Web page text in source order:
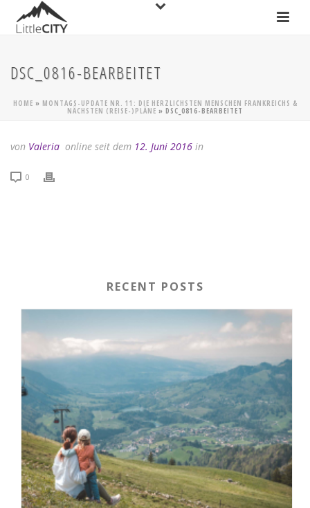
DSC_0816-BEARBEITET
HOME » MONTAGS-UPDATE NR. 11: DIE HERZLICHSTEN MENSCHEN FRANKREICHS &
NÄCHSTEN (REISE-)PLÄNE » DSC_0816-BEARBEITET
von Valeria online seit dem 12. Juni 2016 in
0
RECENT POSTS